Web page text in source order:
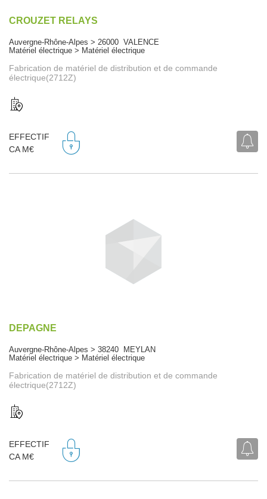
CROUZET RELAYS
Auvergne-Rhône-Alpes > 26000 VALENCE
Matériel électrique > Matériel électrique
Fabrication de matériel de distribution et de commande
électrique(2712Z)
EFFECTIF
CA M€
DEPAGNE
Auvergne-Rhône-Alpes > 38240 MEYLAN
Matériel électrique > Matériel électrique
Fabrication de matériel de distribution et de commande
électrique(2712Z)
EFFECTIF
CA M€